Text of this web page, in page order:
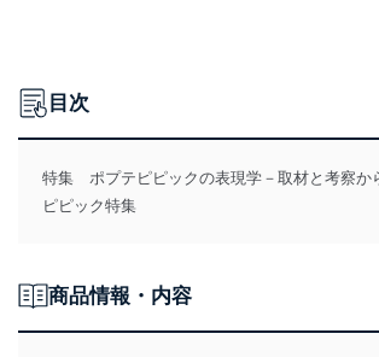
目次
特集 ポプテピピックの表現学－取材と考察か
ピピック特集
商品情報・内容